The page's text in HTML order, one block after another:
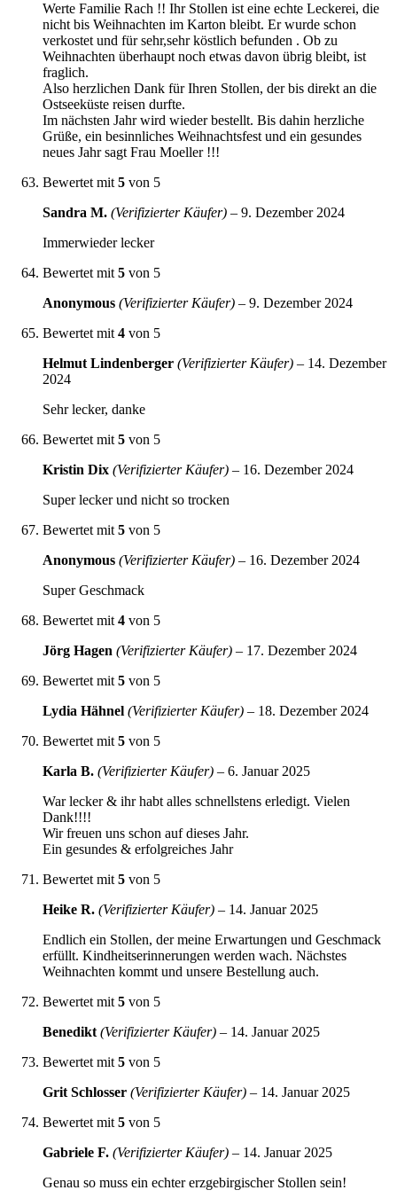
Werte Familie Rach !! Ihr Stollen ist eine echte Leckerei, die
nicht bis Weihnachten im Karton bleibt. Er wurde schon
verkostet und für sehr,sehr köstlich befunden . Ob zu
Weihnachten überhaupt noch etwas davon übrig bleibt, ist
fraglich.
Also herzlichen Dank für Ihren Stollen, der bis direkt an die
Ostseeküste reisen durfte.
Im nächsten Jahr wird wieder bestellt. Bis dahin herzliche
Grüße, ein besinnliches Weihnachtsfest und ein gesundes
neues Jahr sagt Frau Moeller !!!
Bewertet mit 5 von 5
Sandra M. (Verifizierter Käufer) – 9. Dezember 2024
Immerwieder lecker
Bewertet mit 5 von 5
Anonymous (Verifizierter Käufer) – 9. Dezember 2024
Bewertet mit 4 von 5
Helmut Lindenberger (Verifizierter Käufer) – 14. Dezember
2024
Sehr lecker, danke
Bewertet mit 5 von 5
Kristin Dix (Verifizierter Käufer) – 16. Dezember 2024
Super lecker und nicht so trocken
Bewertet mit 5 von 5
Anonymous (Verifizierter Käufer) – 16. Dezember 2024
Super Geschmack
Bewertet mit 4 von 5
Jörg Hagen (Verifizierter Käufer) – 17. Dezember 2024
Bewertet mit 5 von 5
Lydia Hähnel (Verifizierter Käufer) – 18. Dezember 2024
Bewertet mit 5 von 5
Karla B. (Verifizierter Käufer) – 6. Januar 2025
War lecker & ihr habt alles schnellstens erledigt. Vielen
Dank!!!!
Wir freuen uns schon auf dieses Jahr.
Ein gesundes & erfolgreiches Jahr
Bewertet mit 5 von 5
Heike R. (Verifizierter Käufer) – 14. Januar 2025
Endlich ein Stollen, der meine Erwartungen und Geschmack
erfüllt. Kindheitserinnerungen werden wach. Nächstes
Weihnachten kommt und unsere Bestellung auch.
Bewertet mit 5 von 5
Benedikt (Verifizierter Käufer) – 14. Januar 2025
Bewertet mit 5 von 5
Grit Schlosser (Verifizierter Käufer) – 14. Januar 2025
Bewertet mit 5 von 5
Gabriele F. (Verifizierter Käufer) – 14. Januar 2025
Genau so muss ein echter erzgebirgischer Stollen sein!